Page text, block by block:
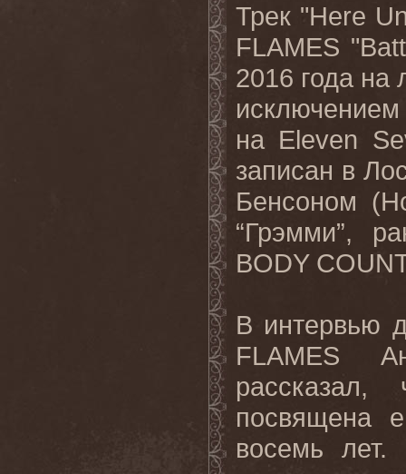
Трек "Here
FLAMES
2016 года на
на Eleven
записан в
Бенсоном
“Грэмми”,
BODY
В интервью
FLAMES
посвящена
восемь